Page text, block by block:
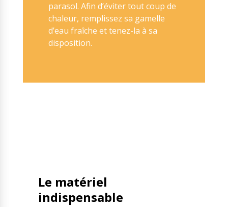
parasol. Afin d’éviter tout coup de
chaleur, remplissez sa gamelle
d’eau fraîche et tenez-la à sa
disposition.
Le matériel
indispensable